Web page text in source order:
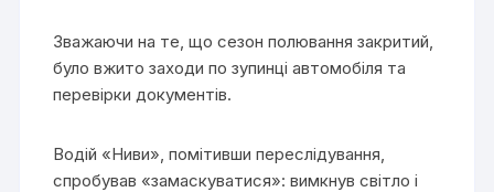
Зважаючи на те, що сезон полювання закритий,
було вжито заходи по зупинці автомобіля та
перевірки документів.
Водій «Ниви», помітивши переслідування,
спробував «замаскуватися»: вимкнув світло і